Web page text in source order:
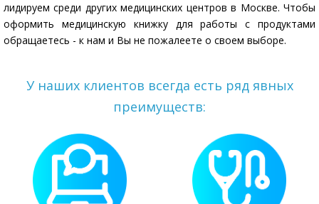
лидируем среди других медицинских центров в Москве. Чтобы
оформить медицинскую книжку для работы с продуктами
обращаетесь - к нам и Вы не пожалеете о своем выборе.
У наших клиентов всегда есть ряд явных
преимуществ: